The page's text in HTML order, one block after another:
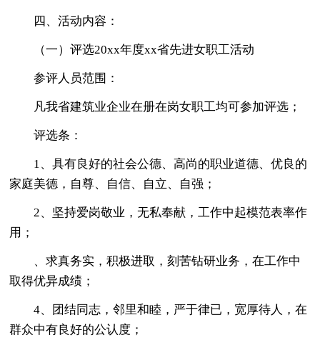
四、活动内容：
（一）评选20xx年度xx省先进女职工活动
参评人员范围：
凡我省建筑业企业在册在岗女职工均可参加评选；
评选条：
1、具有良好的社会公德、高尚的职业道德、优良的
家庭美德，自尊、自信、自立、自强；
2、坚持爱岗敬业，无私奉献，工作中起模范表率作
用；
、求真务实，积极进取，刻苦钻研业务，在工作中
取得优异成绩；
4、团结同志，邻里和睦，严于律已，宽厚待人，在
群众中有良好的公认度；